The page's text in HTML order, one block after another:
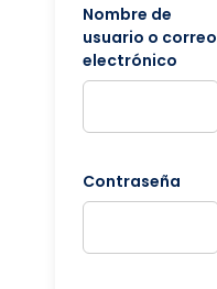
Nombre de
usuario o correo
electrónico
Contraseña